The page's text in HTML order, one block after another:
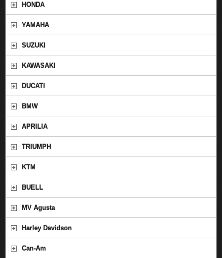
HONDA
YAMAHA
SUZUKI
KAWASAKI
DUCATI
BMW
APRILIA
TRIUMPH
KTM
BUELL
MV Agusta
Harley Davidson
Can-Am